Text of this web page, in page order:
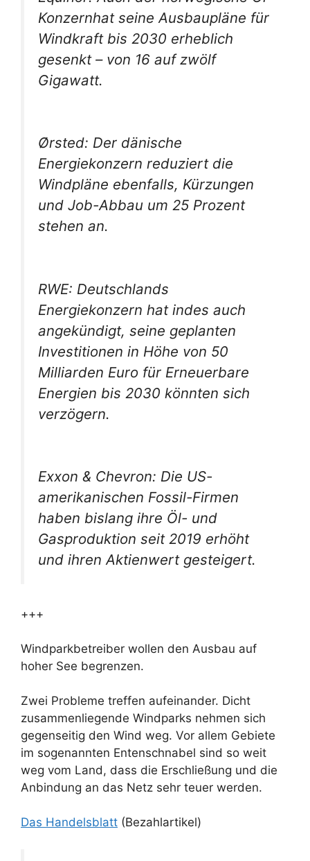
Konzernhat seine Ausbaupläne für
Windkraft bis 2030 erheblich
gesenkt – von 16 auf zwölf
Gigawatt.
Ørsted: Der dänische
Energiekonzern reduziert die
Windpläne ebenfalls, Kürzungen
und Job-Abbau um 25 Prozent
stehen an.
RWE: Deutschlands
Energiekonzern hat indes auch
angekündigt, seine geplanten
Investitionen in Höhe von 50
Milliarden Euro für Erneuerbare
Energien bis 2030 könnten sich
verzögern.
Exxon & Chevron: Die US-
amerikanischen Fossil-Firmen
haben bislang ihre Öl- und
Gasproduktion seit 2019 erhöht
und ihren Aktienwert gesteigert.
+++
Windparkbetreiber wollen den Ausbau auf
hoher See begrenzen.
Zwei Probleme treffen aufeinander. Dicht
zusammenliegende Windparks nehmen sich
gegenseitig den Wind weg. Vor allem Gebiete
im sogenannten Entenschnabel sind so weit
weg vom Land, dass die Erschließung und die
Anbindung an das Netz sehr teuer werden.
Das Handelsblatt (Bezahlartikel)